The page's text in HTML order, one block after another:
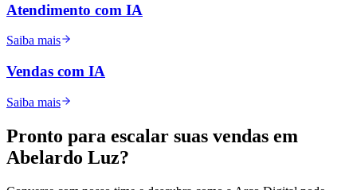
Atendimento com IA
Saiba mais
Vendas com IA
Saiba mais
Pronto para escalar suas vendas em
Abelardo Luz?